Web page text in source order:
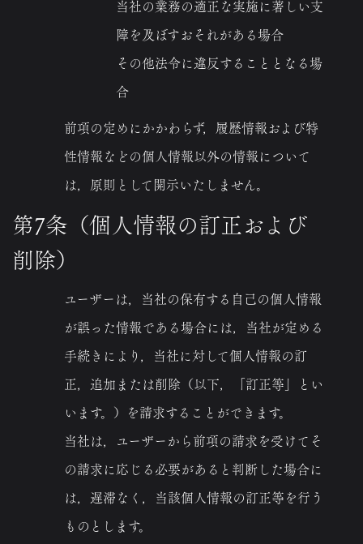
当社の業務の適正な実施に著しい支
障を及ぼすおそれがある場合
その他法令に違反することとなる場
合
前項の定めにかかわらず，履歴情報および特
性情報などの個人情報以外の情報について
は，原則として開示いたしません。
第7条（個人情報の訂正および
削除）
ユーザーは，当社の保有する自己の個人情報
が誤った情報である場合には，当社が定める
手続きにより，当社に対して個人情報の訂
正，追加または削除（以下，「訂正等」とい
います。）を請求することができます。
当社は，ユーザーから前項の請求を受けてそ
の請求に応じる必要があると判断した場合に
は，遅滞なく，当該個人情報の訂正等を行う
ものとします。